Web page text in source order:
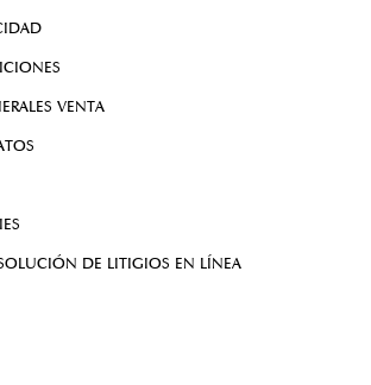
VENTA
DE LITIGIOS EN LÍNEA